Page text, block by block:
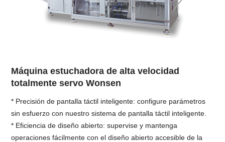
Máquina estuchadora de alta velocidad
totalmente servo Wonsen
* Precisión de pantalla táctil inteligente: configure parámetros
sin esfuerzo con nuestro sistema de pantalla táctil inteligente.
* Eficiencia de diseño abierto: supervise y mantenga
operaciones fácilmente con el diseño abierto accesible de la